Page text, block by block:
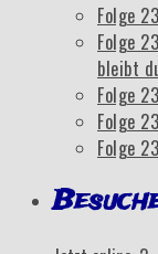
Folge
Folge
bleibt
Folge
Folge
Folge